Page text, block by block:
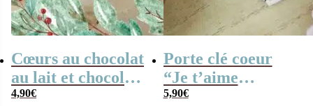
Cœurs au chocolat
au lait et chocolat
noir praliné x8
4,90€
Porte clé coeur
“Je t’aime
Mamie” – Cadeau
5,90€